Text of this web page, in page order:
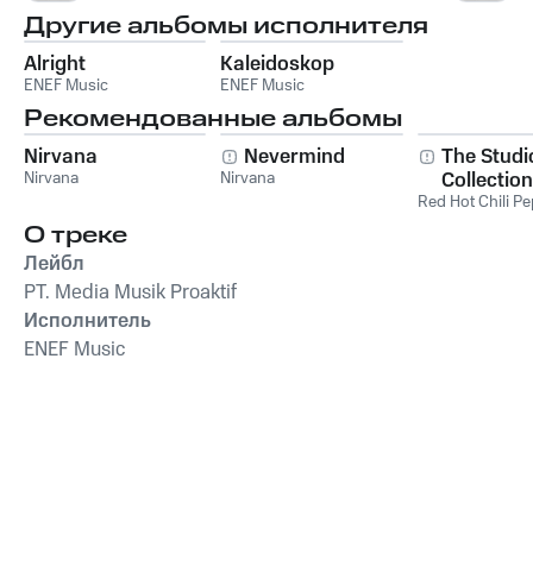
Другие альбомы исполнителя
Alright
ENEF Music
Kaleidoskop
ENEF Music
Рекомендованные альбомы
Nirvana
Nirvana
Nevermind
Nirvana
The
Collection
Red Hot Chili
О треке
Лейбл
PT. Media Musik Proaktif
Исполнитель
ENEF Music